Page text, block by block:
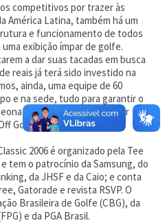
competitivos por trazer às
América Latina, também há um
e funcionamento de todos
exibição ímpar de golfe.
a dar suas tacadas em busca
reais já terá sido investido na
ainda, uma equipe de 60
e na sede, tudo para garantir o
explica o organizador
Golf.
2006 é organizado pela Tee
tem o patrocínio da Samsung, do
da JHSF e da Caio; e conta
Gatorade e revista RSVP. O
Brasileira de Golfe (CBG), da
e da PGA Brasil.